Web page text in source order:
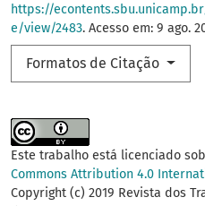
https://
e/view/2483. Acesso em: 9 ago.
Formatos de Citação
Este trabalho está licenciado
Commons Attribution 4.0
Copyright (c) 2019 Revista dos